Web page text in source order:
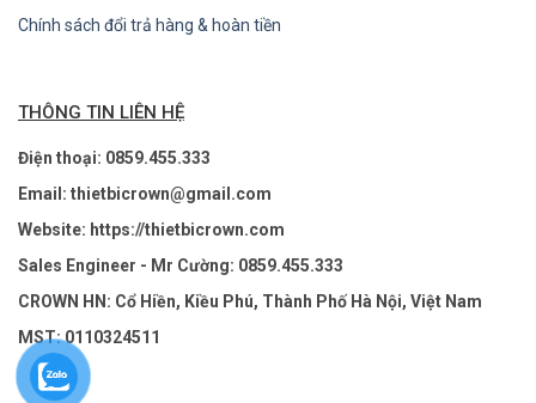
Chính sách đổi trả hàng & hoàn tiền
THÔNG TIN LIÊN HỆ
Điện thoại: 0859.455.333
Email: thietbicrown@gmail.com
Website: https://thietbicrown.com
Sales Engineer - Mr Cường: 0859.455.333
CROWN HN: Cổ Hiền, Kiều Phú, Thành Phố Hà Nội, Việt Nam
MST: 0110324511